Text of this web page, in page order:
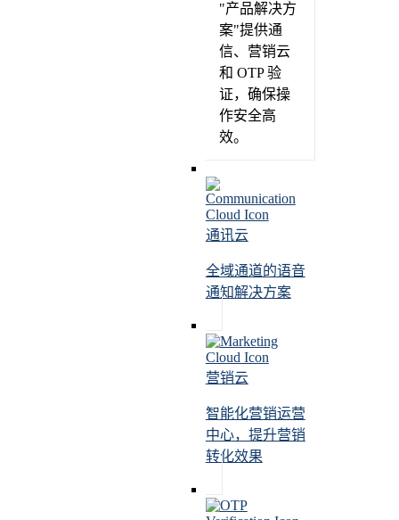
"产品解决方
案"提供通
信、营销云
和 OTP 验
证，确保操
作安全高
效。
通讯云
全域通道的语音
通知解决方案
营销云
智能化营销运营
中心，提升营销
转化效果